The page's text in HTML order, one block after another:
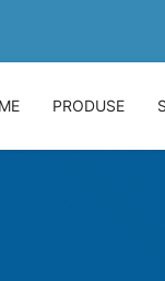
PRODUSE